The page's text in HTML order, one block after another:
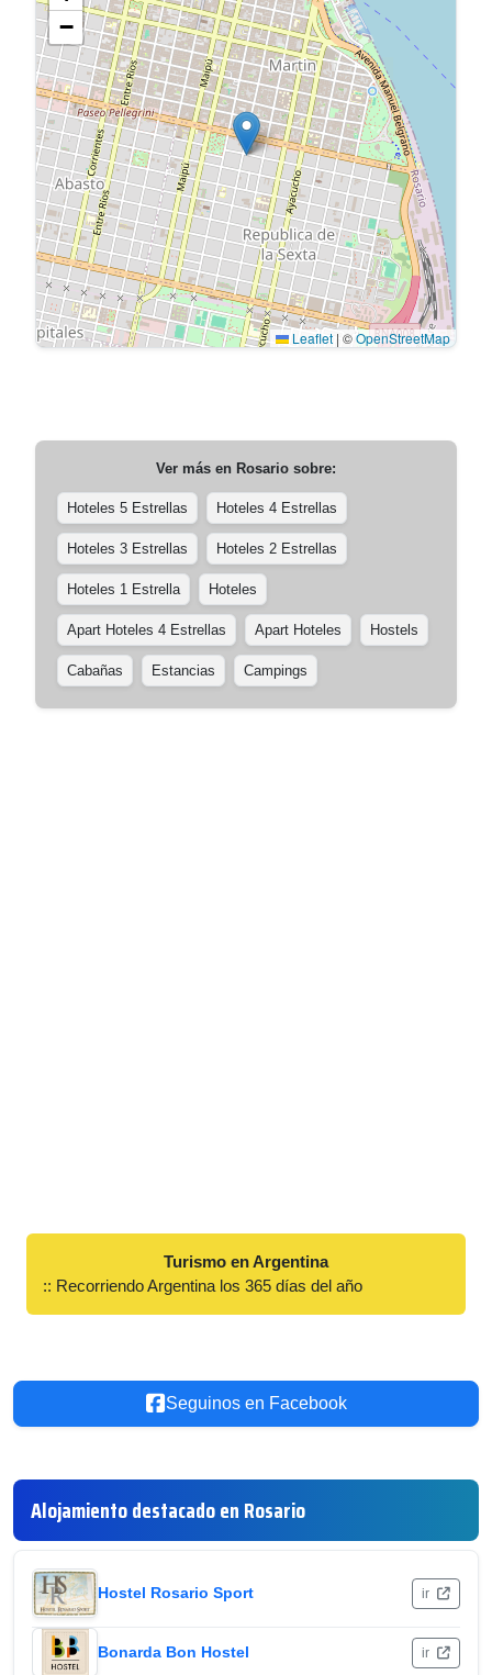
−
Leaflet | ©OpenStreetMap
Ver más en Rosario sobre:
Hoteles 5 Estrellas Hoteles 4 Estrellas
Hoteles 3 Estrellas Hoteles 2 Estrellas
Hoteles 1 Estrella Hoteles
Apart Hoteles 4 Estrellas Apart Hoteles Hostels
Cabañas Estancias Campings
Turismo en Argentina
:: Recorriendo Argentina los 365 días del año
Seguinos en Facebook
Alojamiento destacado en Rosario
Hostel Rosario Sport ir
Bonarda Bon Hostel ir